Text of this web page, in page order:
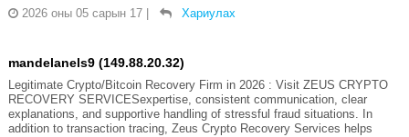
2026 оны 05 сарын 17
Хариулах
mandelanels9 (149.88.20.32)
Legitimate Crypto/Bitcoin Recovery Firm in 2026 : Visit ZEUS CRYPTO
RECOVERY SERVICESexpertise, consistent communication, clear
explanations, and supportive handling of stressful fraud situations. In
addition to transaction tracing, Zeus Crypto Recovery Services helps